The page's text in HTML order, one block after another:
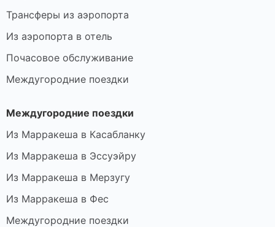
Трансферы из аэропорта
Из аэропорта в отель
Почасовое обслуживание
Междугородние поездки
Междугородние поездки
Из Марракеша в Касабланку
Из Марракеша в Эссуэйру
Из Марракеша в Мерзугу
Из Марракеша в Фес
Междугородние поездки